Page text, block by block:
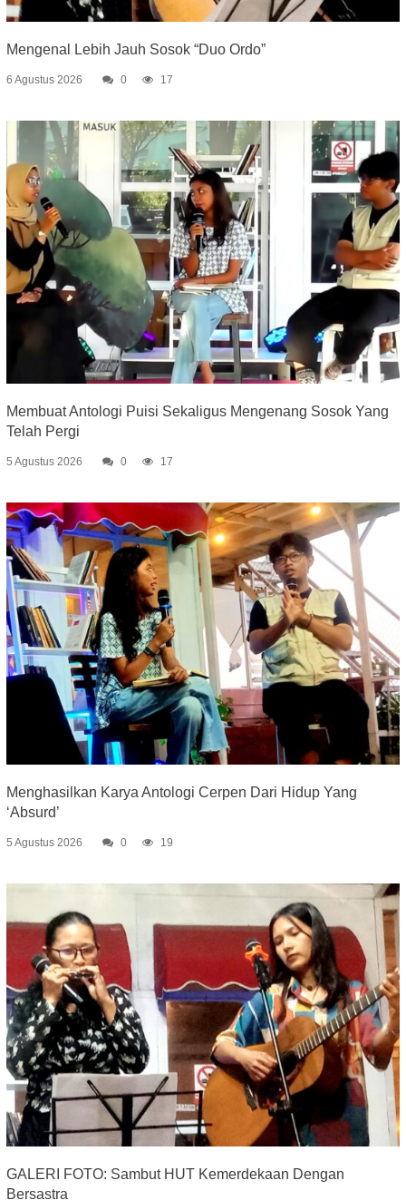
Mengenal Lebih Jauh Sosok “Duo Ordo”
6 Agustus 2026 0 17
Membuat Antologi Puisi Sekaligus Mengenang Sosok Yang
Telah Pergi
5 Agustus 2026 0 17
Menghasilkan Karya Antologi Cerpen Dari Hidup Yang
‘Absurd’
5 Agustus 2026 0 19
GALERI FOTO: Sambut HUT Kemerdekaan Dengan
Bersastra